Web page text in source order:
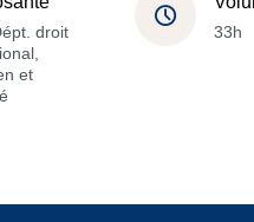
droit
et
33h